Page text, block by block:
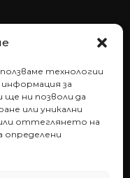
технологии
за
ни позволи да
или уникални
оттеглянето на
определени